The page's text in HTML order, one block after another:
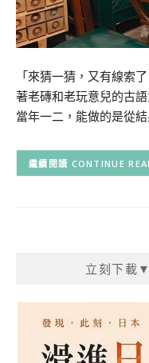
「來猜一猜，又有線索
著老磚和老玩意兒的古
當年一二，能做的是從
CONTINUE
立刻下載